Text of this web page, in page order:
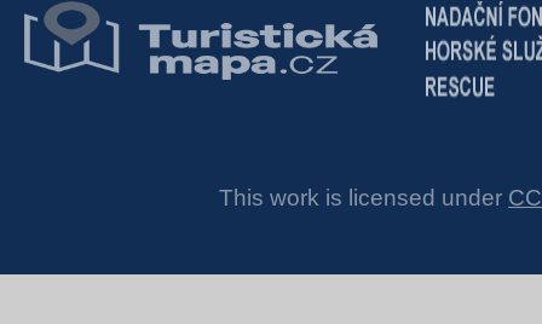
This work is licensed under